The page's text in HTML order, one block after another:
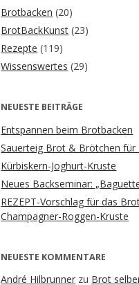
Brotbacken (20)
BrotBackKunst (23)
Rezepte (119)
Wissenswertes (29)
NEUESTE BEITRÄGE
Entspannen beim Brotbacken
Sauerteig Brot & Brötchen für
Kürbiskern-Joghurt-Kruste
Neues Backseminar:
REZEPT-Vorschlag für das
Champagner-Roggen-Kruste
NEUESTE KOMMENTARE
André Hilbrunner zu Brot